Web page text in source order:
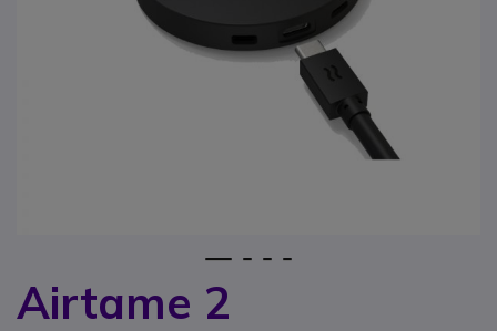
Airtame 2
Zum Anfang der Bildgalerie springen